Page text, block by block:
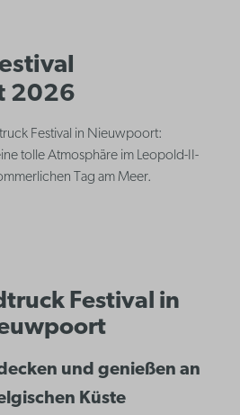
2026
Festival in Nieuwpoort:
tolle Atmosphäre im Leopold-II-
Tag am Meer.
Festival in
und genießen an
Küste